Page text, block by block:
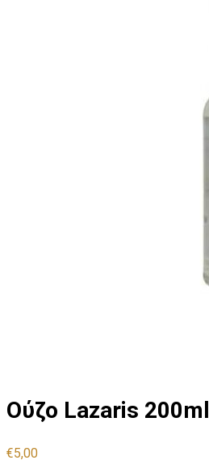
Ούζο Lazaris 200ml
€5,00